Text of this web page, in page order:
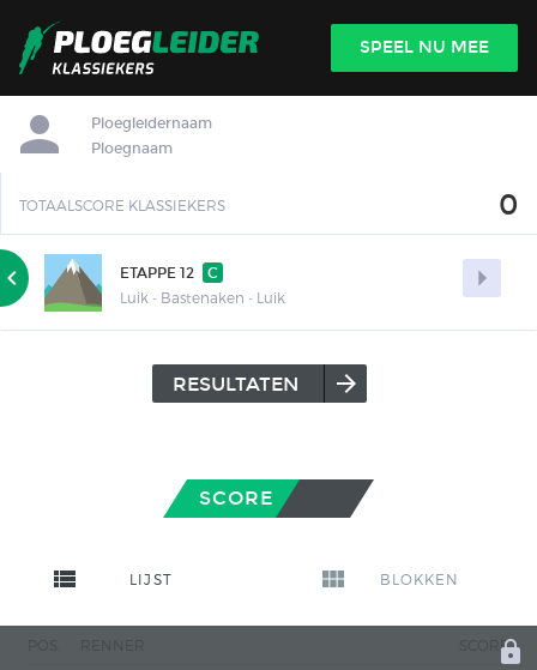
INLOGGEN 
SPEEL NU MEE
Ploegleidernaam
Ploegnaam
TOTAALSCORE KLASSIEKERS 0

ETAPPE 12
C
Luik - Bastenaken - Luik
RESULTATEN arrow_forward
SCORE
view_list LIJST view_module BLOKKEN
SCORE